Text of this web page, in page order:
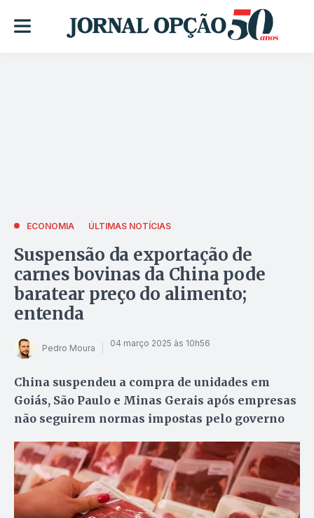
ECONOMIA ÚLTIMAS NOTÍCIAS
Suspensão da exportação de
carnes bovinas da China pode
baratear preço do alimento;
entenda
Pedro Moura 04 março 2025 às 10h56
China suspendeu a compra de unidades em
Goiás, São Paulo e Minas Gerais após empresas
não seguirem normas impostas pelo governo